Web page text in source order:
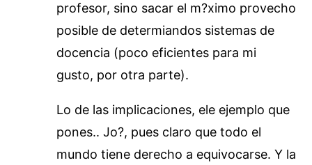
profesor, sino sacar el m?ximo provecho
posible de determiandos sistemas de
docencia (poco eficientes para mi
gusto, por otra parte).
Lo de las implicaciones, ele ejemplo que
pones.. Jo?, pues claro que todo el
mundo tiene derecho a equivocarse. Y la